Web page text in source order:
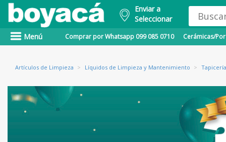
Enviar a
Seleccionar
Menú
Comprar por Whatsapp 099 085 0710 Cerámicas/
Artículos de Limpieza > Líquidos de Limpieza y Mantenimiento >